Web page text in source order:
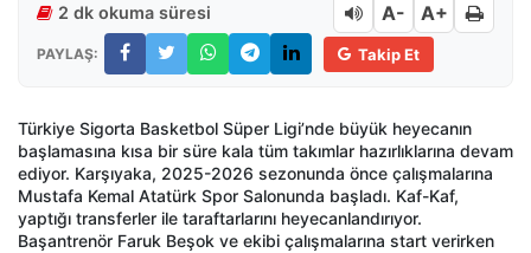
2 dk okuma süresi A- A+
PAYLAŞ: Takip Et
Türkiye Sigorta Basketbol Süper Ligi’nde büyük heyecanın
başlamasına kısa bir süre kala tüm takımlar hazırlıklarına devam
ediyor. Karşıyaka, 2025-2026 sezonunda önce çalışmalarına
Mustafa Kemal Atatürk Spor Salonunda başladı. Kaf-Kaf,
yaptığı transferler ile taraftarlarını heyecanlandırıyor.
Başantrenör Faruk Beşok ve ekibi çalışmalarına start verirken